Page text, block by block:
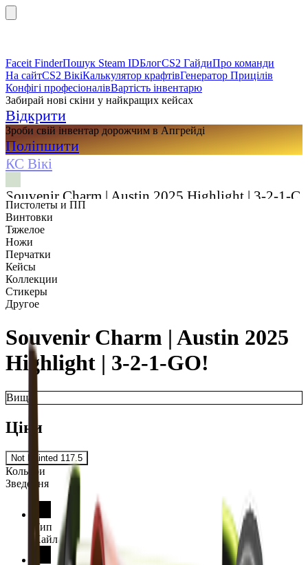
Faceit FinderПошук Steam IDБлогCS2 ГайдиПро команди
На сайтCS2 ВікіКалькулятор крафтівГенератор Прицілів
Конфігі професіоналівВартість інвентарю
Забирай нові скіни у найкращих кейсах
Відкрити
Зроби свій інвентар дорожчим в Апгрейді
Поліпшити
КС Вікі
Souvenir Charm | Austin 2025 Highlight | 3-2-1-
Пистолеты и ПП
Винтовки
Тяжелое
Ножи
Перчатки
Кейсы
Коллекции
Стикеры
Другое
Souvenir Charm | Austin 2025
Highlight | 3-2-1-GO!
Вища
Ціни
Not Painted 117.5
Кольори
Зведення
Тип
Хайлайт